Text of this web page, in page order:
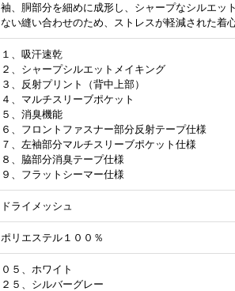
袖、胴部分を細めに成形し、シャープなシルエッ
ない縫い合わせのため、ストレスが軽減された着
１、吸汗速乾
２、シャープシルエットメイキング
３、反射プリント（背中上部）
４、マルチスリーブポケット
５、消臭機能
６、フロントファスナー部分反射テープ仕様
７、左袖部分マルチスリーブポケット仕様
８、脇部分消臭テープ仕様
９、フラットシーマー仕様
ドライメッシュ
ポリエステル１００％
０５、ホワイト
２５、シルバーグレー